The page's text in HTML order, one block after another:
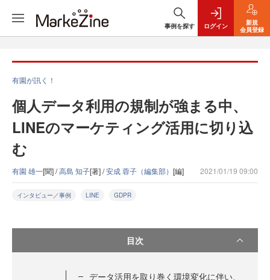
事例を探す ログイン
新規
会員登録
有園が訊く！
個人データ利用の規制が強まる中、
LINEのマーケティング活用に切り込
む
有園 雄一[聞] /高島 知子[著] /安成 蓉子（編集部） [編] 2021/01/19 09:00
インタビュー／事例 LINE GDPR
目次
データ活用を取り巻く環境変化に伴い、